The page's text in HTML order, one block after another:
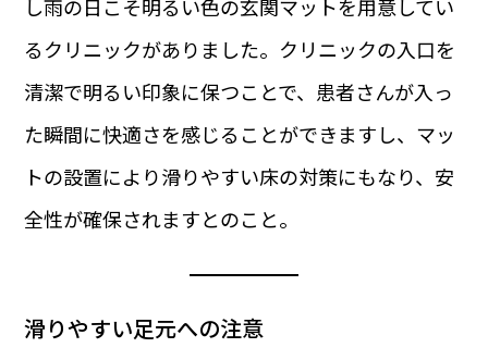
し雨の日こそ明るい色の玄関マットを用意してい
るクリニックがありました。クリニックの入口を
清潔で明るい印象に保つことで、患者さんが入っ
た瞬間に快適さを感じることができますし、マッ
トの設置により滑りやすい床の対策にもなり、安
全性が確保されますとのこと。
滑りやすい足元への注意